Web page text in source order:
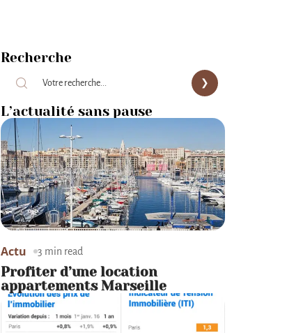
Recherche
L’actualité sans pause
Actu 3 min read
Profiter d’une location
appartements Marseille